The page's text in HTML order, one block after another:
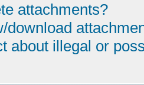
attachments?
download
about illegal or